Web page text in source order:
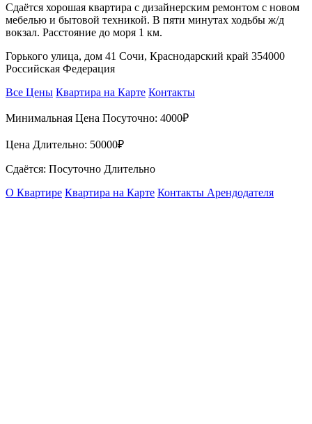
Сдаётся хорошая квартира с дизайнерским ремонтом с новом
мебелью и бытовой техникой. В пяти минутах ходьбы ж/д
вокзал. Расстояние до моря 1 км.
Горького улица, дом 41 Сочи, Краснодарский край 354000
Российская Федерация
Все Цены Квартира на Карте Контакты
Минимальная Цена Посуточно: 4000₽
Цена Длительно: 50000₽
Сдаётся: Посуточно Длительно
О Квартире Квартира на Карте Контакты Арендодателя